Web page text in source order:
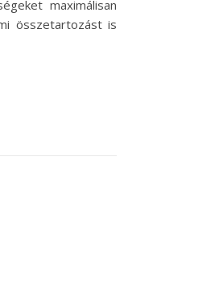
maximálisan
összetartozást is